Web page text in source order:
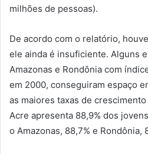
milhões de pessoas).
De acordo com o relatório,
ele ainda é insuficiente. Alguns
Amazonas e Rondônia com
em 2000, conseguiram espaço
as maiores taxas de crescimento
Acre apresenta 88,9% dos
o Amazonas, 88,7% e Rondônia,